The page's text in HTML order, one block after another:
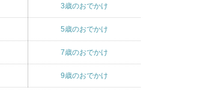
3歳のおでかけ
5歳のおでかけ
7歳のおでかけ
9歳のおでかけ